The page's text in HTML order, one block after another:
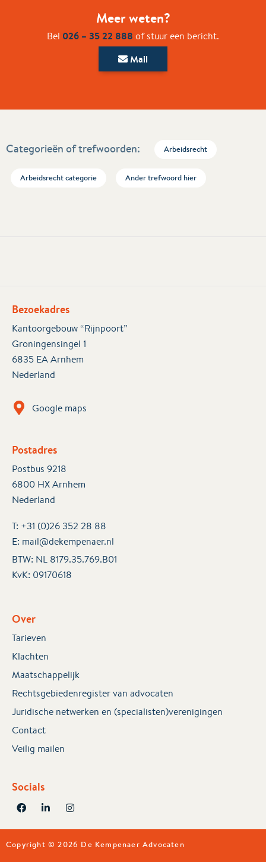
Meer weten?
Bel 026 – 35 22 888 of stuur een bericht.
Mail
Categorieën of trefwoorden: Arbeidsrecht
Arbeidsrecht categorie Ander trefwoord hier
Bezoekadres
Kantoorgebouw “Rijnpoort”
Groningensingel 1
6835 EA Arnhem
Nederland
Google maps
Postadres
Postbus 9218
6800 HX Arnhem
Nederland
T: +31 (0)26 352 28 88
E: mail@dekempenaer.nl
BTW: NL 8179.35.769.B01
KvK: 09170618
Over
Tarieven
Klachten
Maatschappelijk
Rechtsgebiedenregister van advocaten
Juridische netwerken en (specialisten)verenigingen
Contact
Veilig mailen
Socials
Copyright © 2026 De Kempenaer Advocaten